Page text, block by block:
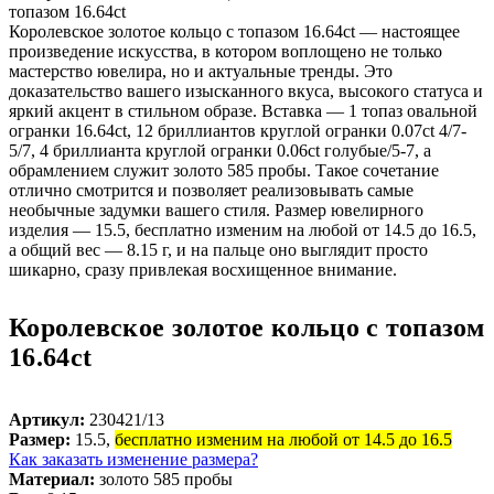
Королевское золотое кольцо с топазом
16.64ct
Королевское золотое кольцо с топазом 16.64ct — настоящее
произведение искусства, в котором воплощено не только
мастерство ювелира, но и актуальные тренды. Это
доказательство вашего изысканного вкуса, высокого статуса и
яркий акцент в стильном образе. Вставка — 1 топаз овальной
огранки 16.64ct, 12 бриллиантов круглой огранки 0.07ct 4/7-
5/7, 4 бриллианта круглой огранки 0.06ct голубые/5-7, а
обрамлением служит золото 585 пробы. Такое сочетание
отлично смотрится и позволяет реализовывать самые
необычные задумки вашего стиля. Размер ювелирного
изделия — 15.5, бесплатно изменим на любой от 14.5 до 16.5,
а общий вес — 8.15 г, и на пальце оно выглядит просто
шикарно, сразу привлекая восхищенное внимание.
Артикул: 230421/13
Размер: 15.5, бесплатно изменим на любой от 14.5 до 16.5
Как заказать изменение размера?
Материал: золото 585 пробы